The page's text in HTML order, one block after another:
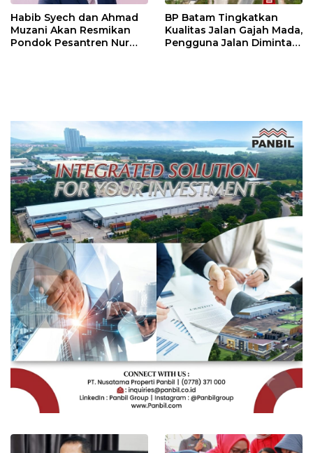
Habib Syech dan Ahmad
Muzani Akan Resmikan
Pondok Pesantren Nur
BP Batam Tingkatkan
Kualitas Jalan Gajah Mada,
Pengguna Jalan Diminta